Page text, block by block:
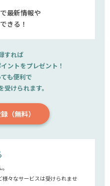
最新情報や
きる！
すれば
ントをプレゼント！
も便利で
けられます。
（無料）
々なサービスは受けられませ